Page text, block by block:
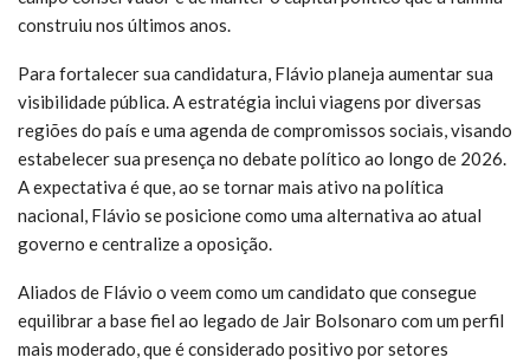
construiu nos últimos anos.
Para fortalecer sua candidatura, Flávio planeja aumentar sua
visibilidade pública. A estratégia inclui viagens por diversas
regiões do país e uma agenda de compromissos sociais, visando
estabelecer sua presença no debate político ao longo de 2026.
A expectativa é que, ao se tornar mais ativo na política
nacional, Flávio se posicione como uma alternativa ao atual
governo e centralize a oposição.
Aliados de Flávio o veem como um candidato que consegue
equilibrar a base fiel ao legado de Jair Bolsonaro com um perfil
mais moderado, que é considerado positivo por setores